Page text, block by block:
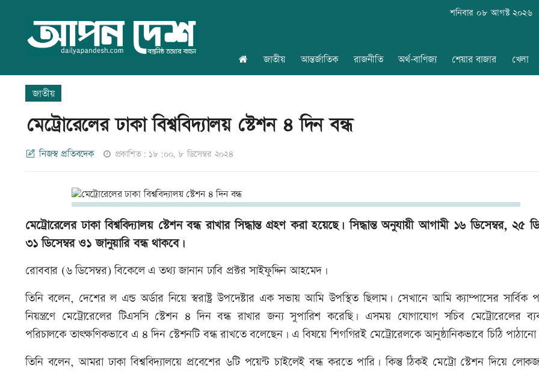
শনিবার ০৮ আগস্ট ২০২৬
জাতীয় আন্তর্জাতিক রাজনীতি অর্থ-বাণিজ্য শেয়ার বাজার খেলা
জাতীয়
মেট্রোরেলের ঢাকা বিশ্ববিদ্যালয় স্টেশন ৪ দিন বন্ধ
নিজস্ব প্রতিবদেক প্রকাশিত: ১৮:০০, ৮ ডিসেম্বর ২০২৪
মেট্রোরেলের ঢাকা বিশ্ববিদ্যালয় স্টেশন বন্ধ রাখার সিদ্ধান্ত গ্রহণ করা হয়েছে। সিদ্ধান্ত অনুযায়ী আগামী ১৬ ডিসেম্বর, ২৫
৩১ ডিসেম্বর ও১ জানুয়ারি বন্ধ থাকবে।
রোববার (৬ ডিসেম্বর) বিকেলে এ তথ্য জানান ঢাবি প্রক্টর সাইফুদ্দিন আহমেদ।
তিনি বলেন, দেশের ল এন্ড অর্ডার নিয়ে স্বরাষ্ট্র উপদেষ্টার এক সভায় আমি উপস্থিত ছিলাম। সেখানে আমি ক্যাম্পাসের সার্বিক
নিয়ন্ত্রণে মেট্রোরেলের টিএসসি স্টেশন ৪ দিন বন্ধ রাখার জন্য সুপারিশ করেছি। এসময় যোগাযোগ সচিব মেট্রোরেলের
পরিচালকে তাৎক্ষণিকভাবে এ ৪ দিন স্টেশনটি বন্ধ রাখতে বলেছেন। এ বিষয়ে শিগগিরই মেট্রোরেলকে আনুষ্ঠানিকভাবে চিঠি
তিনি বলেন, আমরা ঢাকা বিশ্ববিদ্যালয়ে প্রবেশের ৬টি পয়েন্ট চাইলেই বন্ধ করতে পারি। কিন্তু ঠিকই মেট্রো স্টেশন দিয়ে